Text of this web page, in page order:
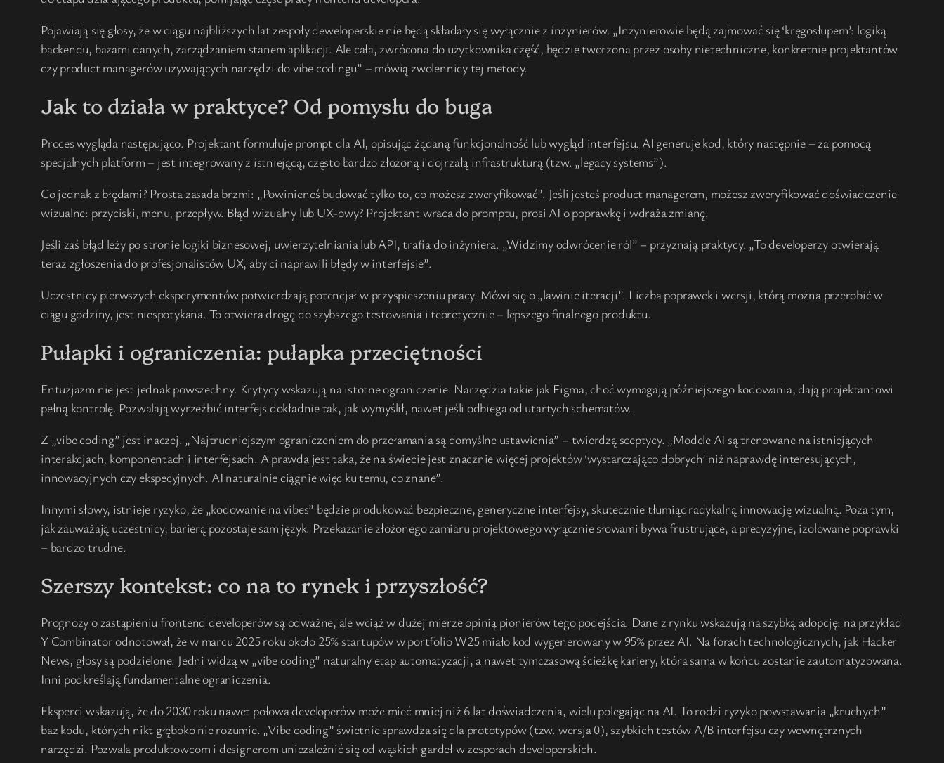
Pojawiają się głosy, że w ciągu najbliższych lat zespoły deweloperskie nie będą składały się wyłącznie z inżynierów. „Inżynierowie będą zajmować się ‘kręgosłupem’: logiką
backendu, bazami danych, zarządzaniem stanem aplikacji. Ale cała, zwrócona do użytkownika część, będzie tworzona przez osoby nietechniczne, konkretnie projektantów
czy product managerów używających narzędzi do vibe codingu” – mówią zwolennicy tej metody.
Jak to działa w praktyce? Od pomysłu do buga
Proces wygląda następująco. Projektant formułuje prompt dla AI, opisując żądaną funkcjonalność lub wygląd interfejsu. AI generuje kod, który następnie – za pomocą
specjalnych platform – jest integrowany z istniejącą, często bardzo złożoną i dojrzałą infrastrukturą (tzw. „legacy systems”).
Co jednak z błędami? Prosta zasada brzmi: „Powinieneś budować tylko to, co możesz zweryfikować”. Jeśli jesteś product managerem, możesz zweryfikować doświadczenie
wizualne: przyciski, menu, przepływ. Błąd wizualny lub UX-owy? Projektant wraca do promptu, prosi AI o poprawkę i wdraża zmianę.
Jeśli zaś błąd leży po stronie logiki biznesowej, uwierzytelniania lub API, trafia do inżyniera. „Widzimy odwrócenie ról” – przyznają praktycy. „To developerzy otwierają
teraz zgłoszenia do profesjonalistów UX, aby ci naprawili błędy w interfejsie”.
Uczestnicy pierwszych eksperymentów potwierdzają potencjał w przyspieszeniu pracy. Mówi się o „lawinie iteracji”. Liczba poprawek i wersji, którą można przerobić w
ciągu godziny, jest niespotykana. To otwiera drogę do szybszego testowania i teoretycznie – lepszego finalnego produktu.
Pułapki i ograniczenia: pułapka przeciętności
Entuzjazm nie jest jednak powszechny. Krytycy wskazują na istotne ograniczenie. Narzędzia takie jak Figma, choć wymagają późniejszego kodowania, dają projektantowi
pełną kontrolę. Pozwalają wyrzeźbić interfejs dokładnie tak, jak wymyślił, nawet jeśli odbiega od utartych schematów.
Z „vibe coding” jest inaczej. „Najtrudniejszym ograniczeniem do przełamania są domyślne ustawienia” – twierdzą sceptycy. „Modele AI są trenowane na istniejących
interakcjach, komponentach i interfejsach. A prawda jest taka, że na świecie jest znacznie więcej projektów ‘wystarczająco dobrych’ niż naprawdę interesujących,
innowacyjnych czy ekspecyjnych. AI naturalnie ciągnie więc ku temu, co znane”.
Innymi słowy, istnieje ryzyko, że „kodowanie na vibes” będzie produkować bezpieczne, generyczne interfejsy, skutecznie tłumiąc radykalną innowację wizualną. Poza tym,
jak zauważają uczestnicy, barierą pozostaje sam język. Przekazanie złożonego zamiaru projektowego wyłącznie słowami bywa frustrujące, a precyzyjne, izolowane poprawki
– bardzo trudne.
Szerszy kontekst: co na to rynek i przyszłość?
Prognozy o zastąpieniu frontend developerów są odważne, ale wciąż w dużej mierze opinią pionierów tego podejścia. Dane z rynku wskazują na szybką adopcję: na przykład
Y Combinator odnotował, że w marcu 2025 roku około 25% startupów w portfolio W25 miało kod wygenerowany w 95% przez AI. Na forach technologicznych, jak Hacker
News, głosy są podzielone. Jedni widzą w „vibe coding” naturalny etap automatyzacji, a nawet tymczasową ścieżkę kariery, która sama w końcu zostanie zautomatyzowana.
Inni podkreślają fundamentalne ograniczenia.
Eksperci wskazują, że do 2030 roku nawet połowa developerów może mieć mniej niż 6 lat doświadczenia, wielu polegając na AI. To rodzi ryzyko powstawania „kruchych”
baz kodu, których nikt głęboko nie rozumie. „Vibe coding” świetnie sprawdza się dla prototypów (tzw. wersja 0), szybkich testów A/B interfejsu czy wewnętrznych
narzędzi. Pozwala produktowcom i designerom uniezależnić się od wąskich gardeł w zespołach developerskich.